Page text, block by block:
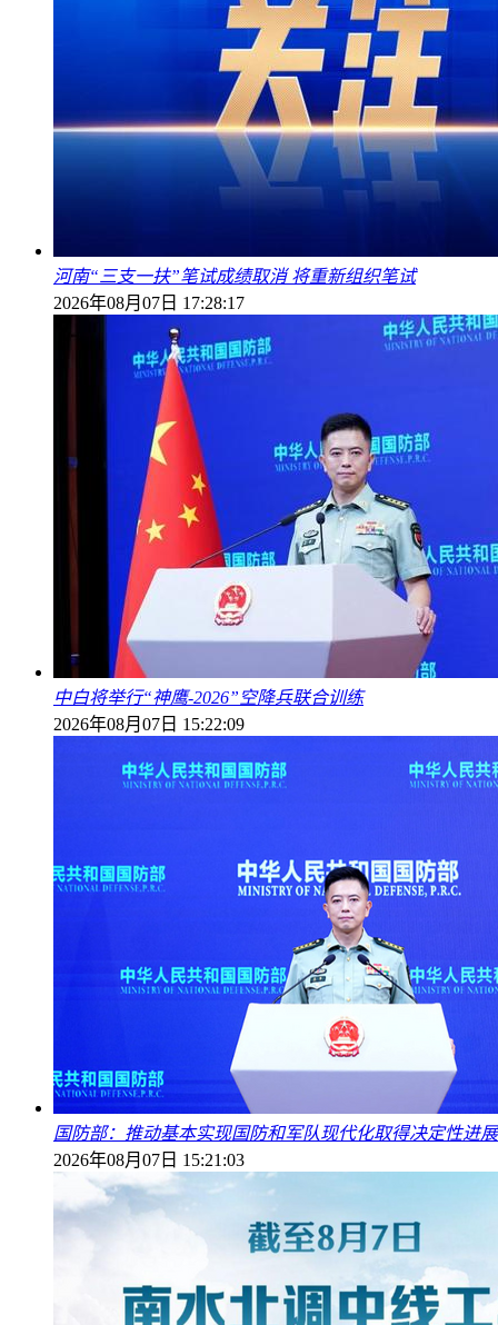
河南“三支一扶”笔试成绩取消 将重新组织笔试
2026年08月07日 17:28:17
中白将举行“神鹰-2026”空降兵联合训练
2026年08月07日 15:22:09
国防部：推动基本实现国防和军队现代化取得决定性进展
2026年08月07日 15:21:03